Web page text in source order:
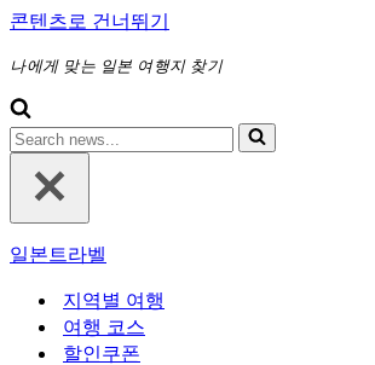
콘텐츠로 건너뛰기
나에게 맞는 일본 여행지 찾기
다
음
검
기...
일본트라벨
지역별 여행
여행 코스
할인쿠폰